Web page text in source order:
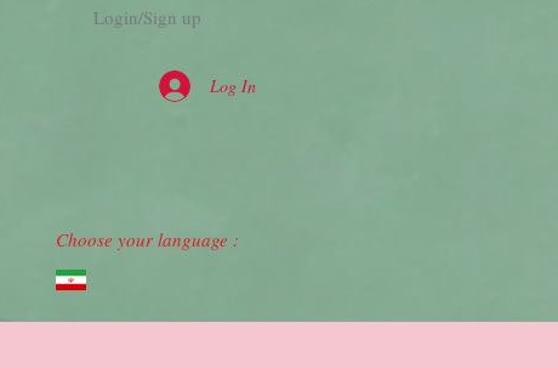
Login/Sign up
Log In
Choose your language :